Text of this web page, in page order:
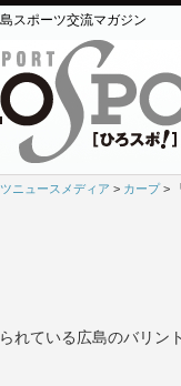
スポーツ交流マガジン
ニュースメディア > カープ>
れている広島のバリン